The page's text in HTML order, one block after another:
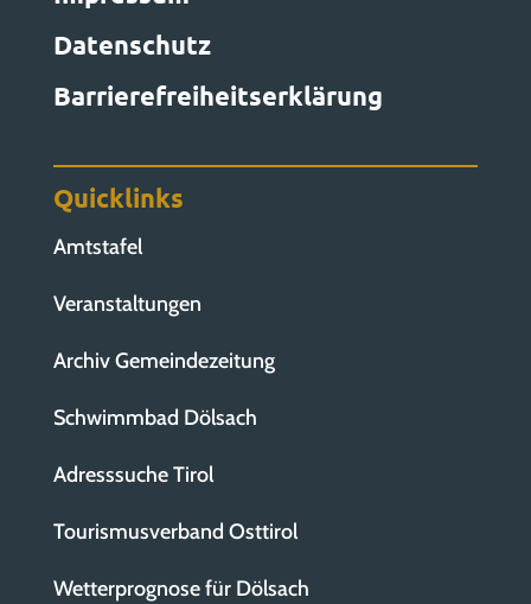
Datenschutz
Barrierefreiheitserklärung
Quicklinks
Amtstafel
Veranstaltungen
Archiv Gemeindezeitung
Schwimmbad Dölsach
Adresssuche Tirol
Tourismusverband Osttirol
Wetterprognose für Dölsach